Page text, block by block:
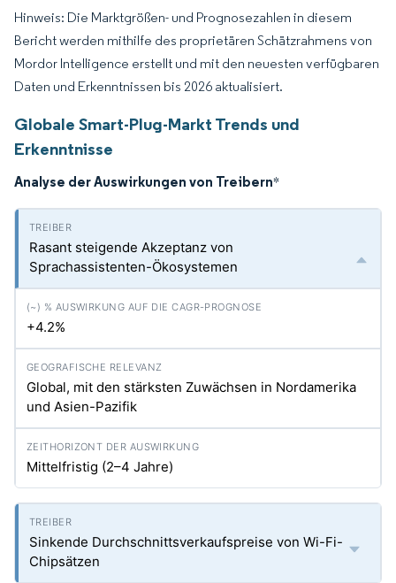
Hinweis: Die Marktgrößen- und Prognosezahlen in diesem
Bericht werden mithilfe des proprietären Schätzrahmens von
Mordor Intelligence erstellt und mit den neuesten verfügbaren
Daten und Erkenntnissen bis 2026 aktualisiert.
Globale Smart-Plug-Markt Trends und
Erkenntnisse
Analyse der Auswirkungen von Treibern*
Rasant steigende Akzeptanz von
Sprachassistenten-Ökosystemen
+4.2%
Global, mit den stärksten Zuwächsen in Nordamerika
und Asien-Pazifik
Mittelfristig (2–4 Jahre)
Sinkende Durchschnittsverkaufspreise von Wi-Fi-
Chipsätzen